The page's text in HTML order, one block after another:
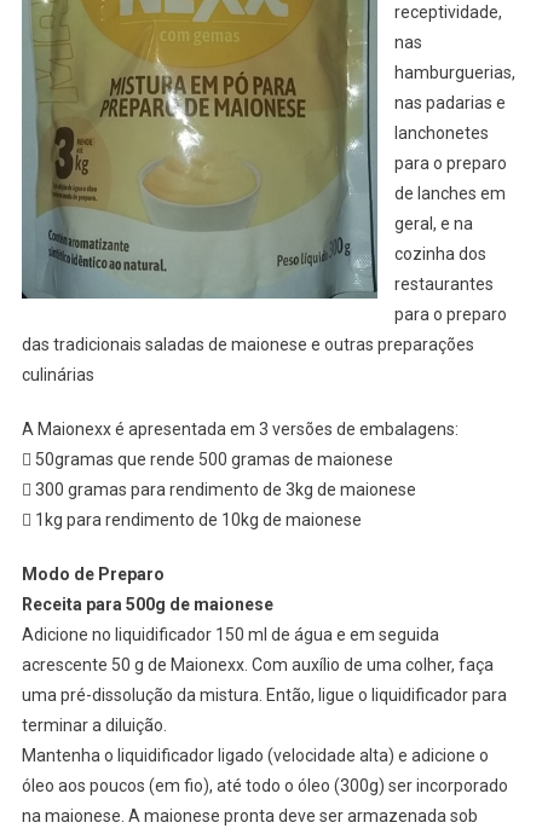
receptividade,
nas
hamburguerias,
nas padarias e
lanchonetes
para o preparo
de lanches em
geral, e na
cozinha dos
restaurantes
para o preparo
das tradicionais saladas de maionese e outras preparações
culinárias
A Maionexx é apresentada em 3 versões de embalagens:
 50gramas que rende 500 gramas de maionese
 300 gramas para rendimento de 3kg de maionese
 1kg para rendimento de 10kg de maionese
Modo de Preparo
Receita para 500g de maionese
Adicione no liquidificador 150 ml de água e em seguida
acrescente 50 g de Maionexx. Com auxílio de uma colher, faça
uma pré-dissolução da mistura. Então, ligue o liquidificador para
terminar a diluição.
Mantenha o liquidificador ligado (velocidade alta) e adicione o
óleo aos poucos (em fio), até todo o óleo (300g) ser incorporado
na maionese. A maionese pronta deve ser armazenada sob